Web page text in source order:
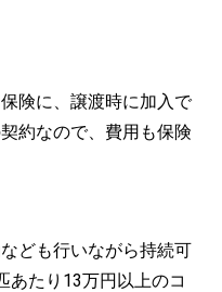
険に、譲渡時に加入で
約なので、費用も保険
ども行いながら持続可
あたり13万円以上のコ